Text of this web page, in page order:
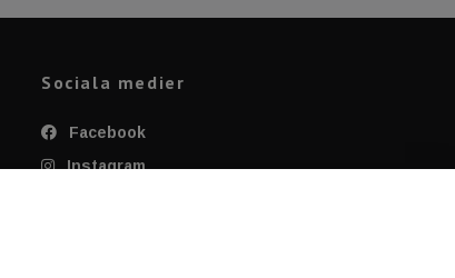
Sociala medier
Facebook
Instagram